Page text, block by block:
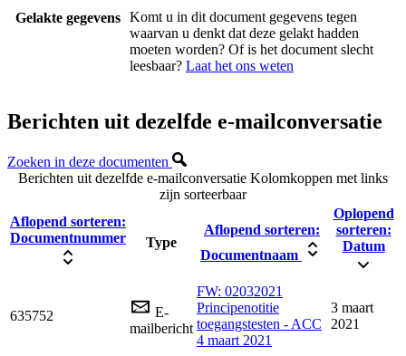
Gelakte gegevens Komt u in dit document gegevens tegen
waarvan u denkt dat deze gelakt hadden
moeten worden? Of is het document slecht
leesbaar? Laat het ons weten
Berichten uit dezelfde e-mailconversatie
Zoeken in deze documenten
Berichten uit dezelfde e-mailconversatie Kolomkoppen met links
zijn sorteerbaar
Aflopend sorteren:
Documentnummer
Type
Aflopend sorteren:
Documentnaam
Oplopend
sorteren:
Datum
635752
E-
mailbericht
FW: 02032021
Principenotitie
toegangstesten - ACC
4 maart 2021
3 maart
2021